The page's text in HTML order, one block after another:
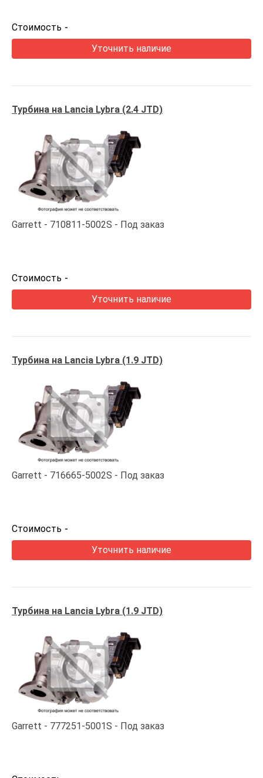
Стоимость -
Уточнить наличие
Турбина на Lancia Lybra (2.4 JTD)
Garrett 710811-5002S Под заказ
Стоимость -
Уточнить наличие
Турбина на Lancia Lybra (1.9 JTD)
Garrett 716665-5002S Под заказ
Стоимость -
Уточнить наличие
Турбина на Lancia Lybra (1.9 JTD)
Garrett 777251-5001S Под заказ